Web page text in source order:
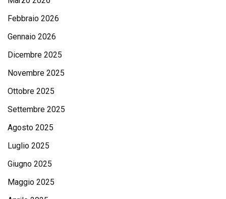
Febbraio 2026
Gennaio 2026
Dicembre 2025
Novembre 2025
Ottobre 2025
Settembre 2025
Agosto 2025
Luglio 2025
Giugno 2025
Maggio 2025